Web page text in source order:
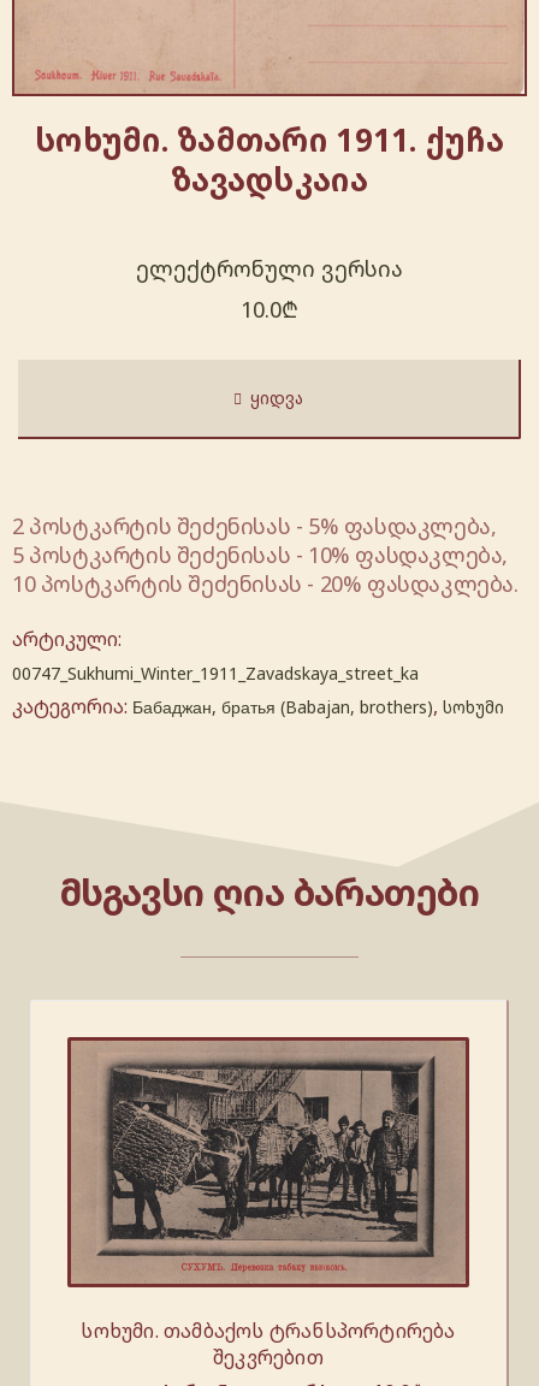
სოხუმი. ზამთარი 1911. ქუჩა
ზავადსკაია
ელექტრონული ვერსია
10.0₾
ᲧᲘᲓᲕᲐ
2 პოსტკარტის შეძენისას - 5% ფასდაკლება,
5 პოსტკარტის შეძენისას - 10% ფასდაკლება,
10 პოსტკარტის შეძენისას - 20% ფასდაკლება.
არტიკული:
00747_Sukhumi_Winter_1911_Zavadskaya_street_ka
კატეგორია: Бабаджан, братья (Babajan, brothers), სოხუმი
ᲛᲡᲒᲐᲕᲡᲘ ᲦᲘᲐ ᲑᲐᲠᲐᲗᲔᲑᲘ
სოხუმი. თამბაქოს ტრანსპორტირება
შეკვრებით